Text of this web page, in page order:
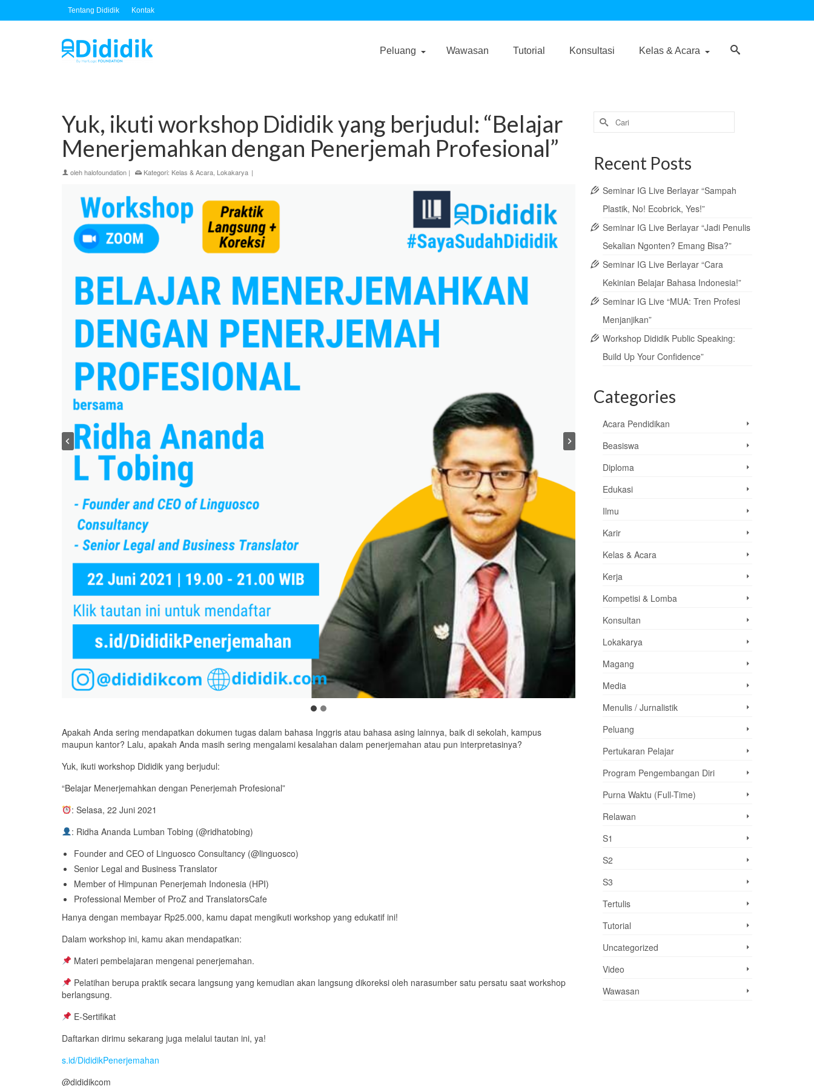
Tentang Dididik Kontak
Peluang Wawasan Tutorial Konsultasi Kelas & Acara
Yuk, ikuti workshop Dididik yang berjudul: “Belajar
Menerjemahkan dengan Penerjemah Profesional”
olehhalofoundation | Kategori: Kelas & Acara Lokakarya |
Apakah Anda sering mendapatkan dokumen tugas dalam bahasa Inggris atau bahasa asing lainnya, baik di sekolah, kampus
maupun kantor? Lalu, apakah Anda masih sering mengalami kesalahan dalam penerjemahan atau pun interpretasinya?
Yuk, ikuti workshop Dididik yang berjudul:
“Belajar Menerjemahkan dengan Penerjemah Profesional”
: Selasa, 22 Juni 2021
: Ridha Ananda Lumban Tobing (@ridhatobing)
Founder and CEO of Linguosco Consultancy (@linguosco)
Senior Legal and Business Translator
Member of Himpunan Penerjemah Indonesia (HPI)
Professional Member of ProZ and TranslatorsCafe
Hanya dengan membayar Rp25.000, kamu dapat mengikuti workshop yang edukatif ini!
Dalam workshop ini, kamu akan mendapatkan:
Materi pembelajaran mengenai penerjemahan.
Pelatihan berupa praktik secara langsung yang kemudian akan langsung dikoreksi oleh narasumber satu persatu saat workshop
berlangsung.
E-Sertifikat
Daftarkan dirimu sekarang juga melalui tautan ini, ya!
s.id/DididikPenerjemahan
@dididikcom
Search
for:
Recent Posts
Seminar IG Live Berlayar “Sampah
Plastik, No! Ecobrick, Yes!”
Seminar IG Live Berlayar “Jadi Penulis
Sekalian Ngonten? Emang Bisa?”
Seminar IG Live Berlayar “Cara
Kekinian Belajar Bahasa Indonesia!”
Seminar IG Live “MUA: Tren Profesi
Menjanjikan”
Workshop Dididik Public Speaking:
Build Up Your Confidence”
Categories
Acara Pendidikan
Beasiswa
Diploma
Edukasi
Ilmu
Karir
Kelas & Acara
Kerja
Kompetisi & Lomba
Konsultan
Lokakarya
Magang
Media
Menulis / Jurnalistik
Peluang
Pertukaran Pelajar
Program Pengembangan Diri
Purna Waktu (Full-Time)
Relawan
S1
S2
S3
Tertulis
Tutorial
Uncategorized
Video
Wawasan